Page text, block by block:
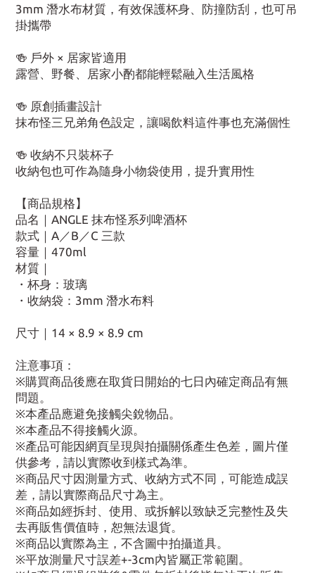
3mm 潛水布材質，有效保護杯身、防撞防刮，也可吊
掛攜帶
🍻 戶外 × 居家皆適用
露營、野餐、居家小酌都能輕鬆融入生活風格
🍻 原創插畫設計
抹布怪三兄弟角色設定，讓喝飲料這件事也充滿個性
🍻 收納不只裝杯子
收納包也可作為隨身小物袋使用，提升實用性
【商品規格】
品名｜ANGLE 抹布怪系列啤酒杯
款式｜A／B／C 三款
容量｜470ml
材質｜
・杯身：玻璃
・收納袋：3mm 潛水布料
尺寸｜14 × 8.9 × 8.9 cm
注意事項：
※購買商品後應在取貨日開始的七日內確定商品有無
問題。
※本產品應避免接觸尖銳物品。
※本產品不得接觸火源。
※產品可能因網頁呈現與拍攝關係產生色差，圖片僅
供參考，請以實際收到樣式為準。
※商品尺寸因測量方式、收納方式不同，可能造成誤
差，請以實際商品尺寸為主。
※商品如經拆封、使用、或拆解以致缺乏完整性及失
去再販售價值時，恕無法退貨。
※商品以實際為主，不含圖中拍攝道具。
※平放測量尺寸誤差+-3cm內皆屬正常範圍。